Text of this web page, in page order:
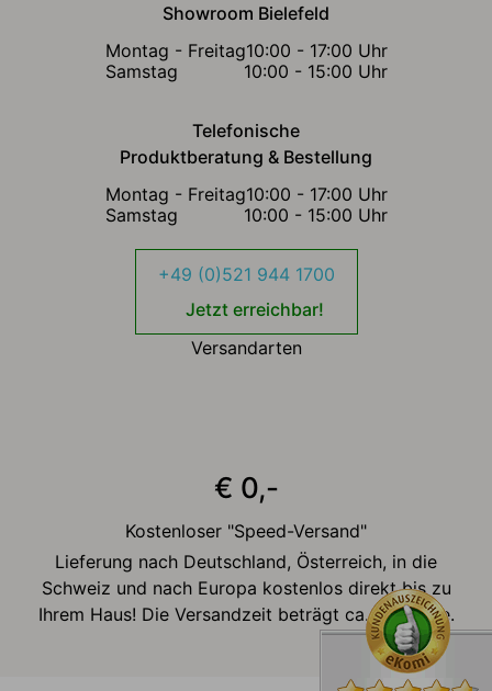
Showroom Bielefeld
Montag - Freitag10:00 - 17:00 Uhr
Samstag
10:00 - 15:00 Uhr
Telefonische
Produktberatung & Bestellung
Montag - Freitag10:00 - 17:00 Uhr
Samstag
10:00 - 15:00 Uhr
+49 (0)521 944 1700
Jetzt erreichbar!
Versandarten
€ 0,-
Kostenloser "Speed-Versand"
Lieferung nach Deutschland, Österreich, in die
Schweiz und nach Europa kostenlos direkt bis zu
Ihrem Haus! Die Versandzeit beträgt ca. 2-3 Tage.